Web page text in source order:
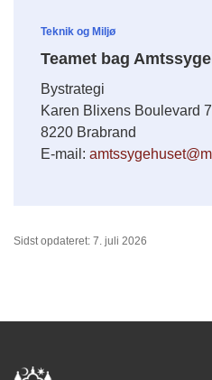
Teknik og Miljø
Teamet bag
Bystrategi
Karen Blixens Boulevard 7
8220 Brabrand
E-mail:
Sidst opdateret: 7. juli 2026